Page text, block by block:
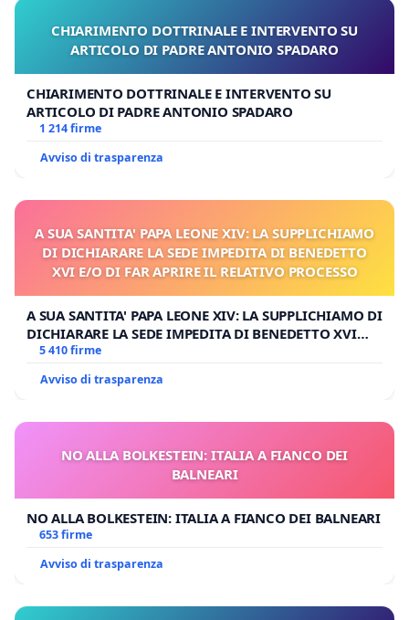
CHIARIMENTO DOTTRINALE E INTERVENTO SU
ARTICOLO DI PADRE ANTONIO SPADARO
CHIARIMENTO DOTTRINALE E INTERVENTO SU
ARTICOLO DI PADRE ANTONIO SPADARO
1 214 firme
Avviso di trasparenza
A SUA SANTITA' PAPA LEONE XIV: LA SUPPLICHIAMO
DI DICHIARARE LA SEDE IMPEDITA DI BENEDETTO
XVI E/O DI FAR APRIRE IL RELATIVO PROCESSO
A SUA SANTITA' PAPA LEONE XIV: LA SUPPLICHIAMO DI
DICHIARARE LA SEDE IMPEDITA DI BENEDETTO XVI
E/O DI FAR APRIRE IL RELATIVO PROCESSO
5 410 firme
Avviso di trasparenza
NO ALLA BOLKESTEIN: ITALIA A FIANCO DEI
BALNEARI
NO ALLA BOLKESTEIN: ITALIA A FIANCO DEI BALNEARI
653 firme
Avviso di trasparenza